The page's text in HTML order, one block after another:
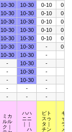
10-30 10-30 0-10
0-10
10-30 10-30 0-10
0-10
10-30 10-30 0-10
0-10
10-30 10-30 0-10
0-10
10-30 10-30 0-10
0-10
10-30 10-30 -
0-10
10-30 10-30 -
- 10-30 -
- 10-30 -
- 10-30 -
- - -
- - -
ミカ
ルル
ク｜
ハハ
ニニ
｜｜
ハ
ピト
スゥ
タ｜
チン
キポ
ャッ
ラプ
メア